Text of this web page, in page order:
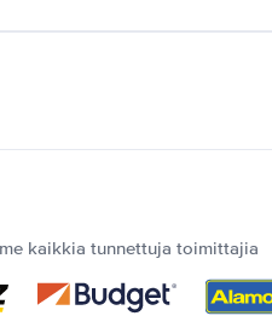
kaikkia tunnettuja toimittajia